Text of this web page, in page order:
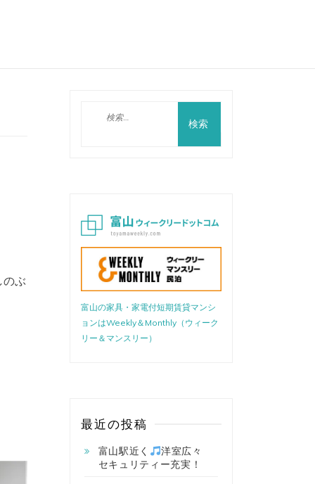
のぶ
富山の家具・家電付短期賃貸マンシ
ョンはWeekly＆Monthly（ウィーク
リー＆マンスリー）
最近の投稿
富山駅近く
洋室広々
セキュリティー充実！